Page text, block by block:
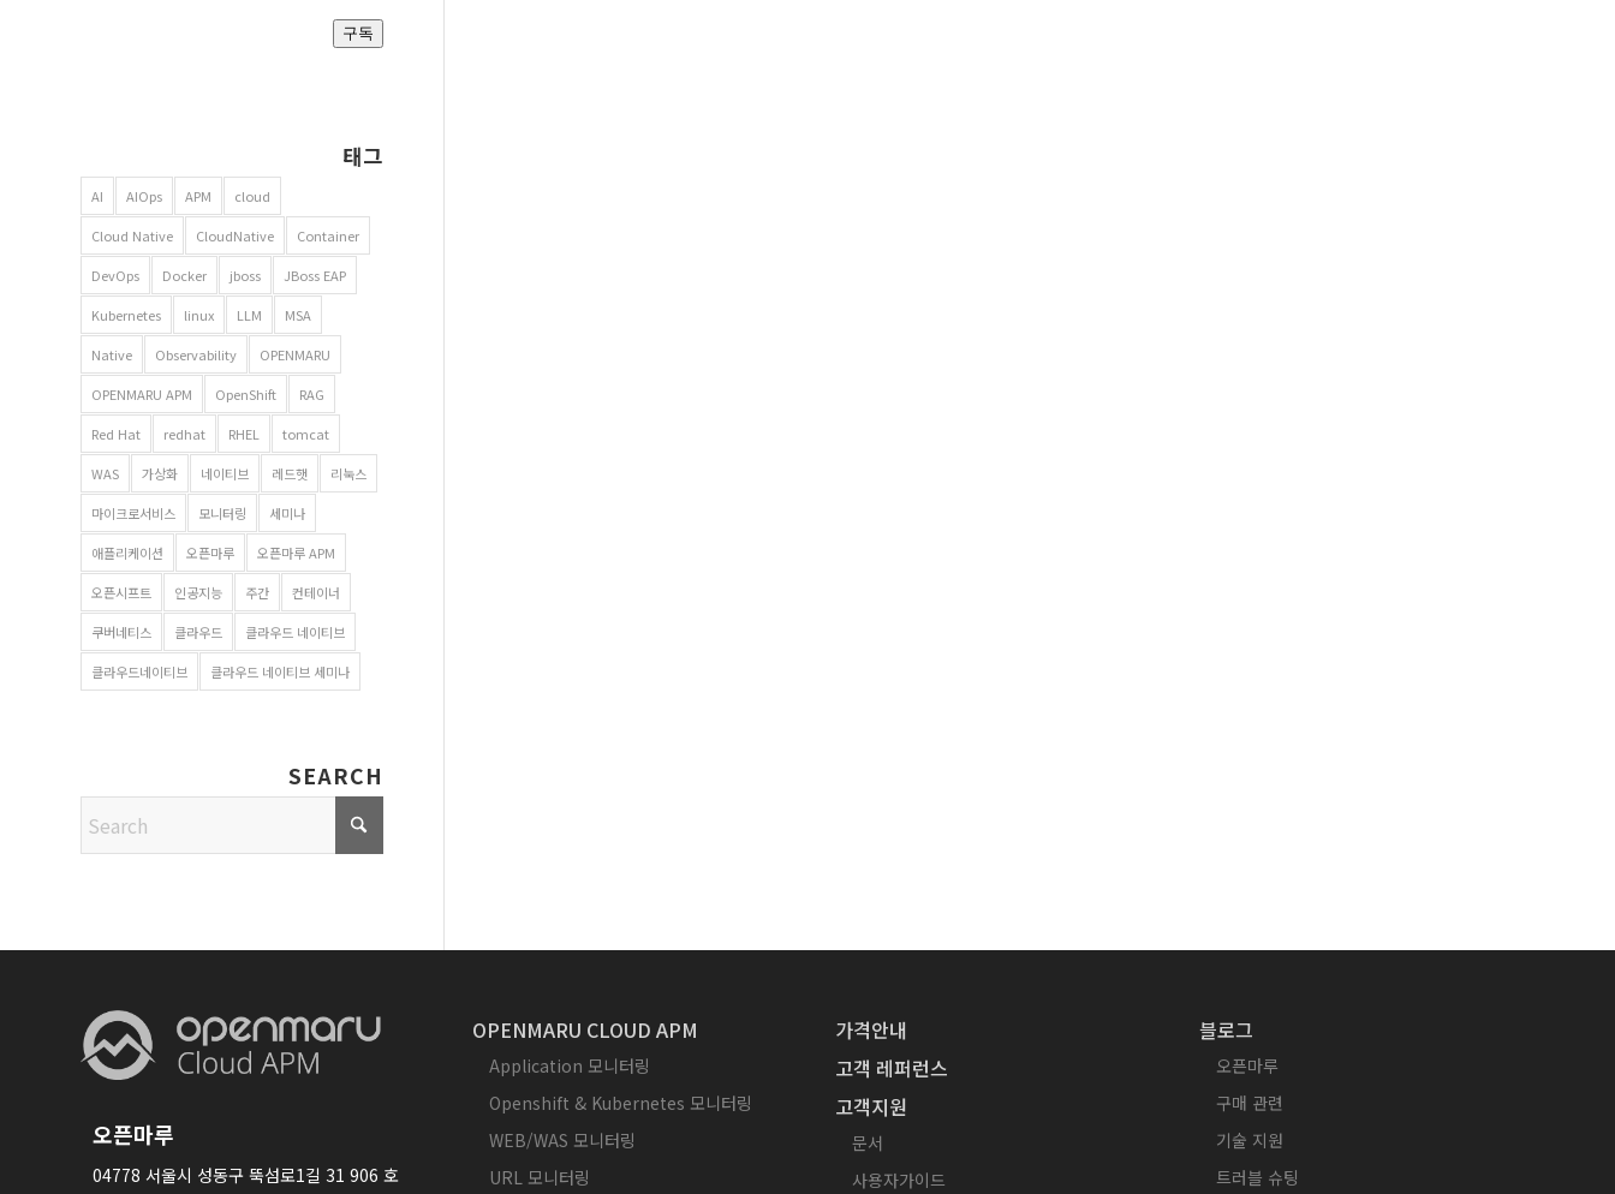
주소
구독
태그
AI AIOps APM cloud
Cloud Native CloudNative Container
DevOps Docker jboss JBoss EAP
Kubernetes linux LLM MSA
Native Observability OPENMARU
OPENMARU APM OpenShift RAG
Red Hat redhat RHEL tomcat
WAS 가상화 네이티브 레드햇 리눅스
마이크로서비스 모니터링 세미나
애플리케이션 오픈마루 오픈마루 APM
오픈시프트 인공지능 주간 컨테이너
쿠버네티스 클라우드 클라우드 네이티브
클라우드네이티브 클라우드 네이티브 세미나
SEARCH
오픈마루
04778 서울시 성동구 뚝섬로1길 31 906 호
OPENMARU CLOUD APM
Application 모니터링
Openshift & Kubernetes 모니터링
WEB/WAS 모니터링
URL 모니터링
가격안내
고객 레퍼런스
고객지원
문서
사용자가이드
블로그
오픈마루
구매 관련
기술 지원
트러블 슈팅